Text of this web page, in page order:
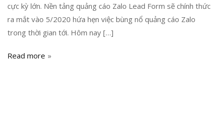
cực kỳ lớn. Nền tảng quảng cáo Zalo Lead Form sẽ chính thức
ra mắt vào 5/2020 hứa hẹn việc bùng nổ quảng cáo Zalo
trong thời gian tới. Hôm nay […]
Read more